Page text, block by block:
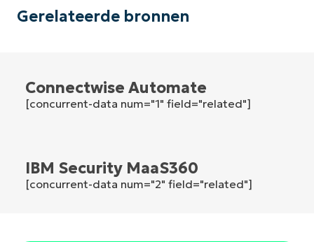
Gerelateerde bronnen
Connectwise Automate
[concurrent-data num="1" field="related"]
IBM Security MaaS360
[concurrent-data num="2" field="related"]
Land